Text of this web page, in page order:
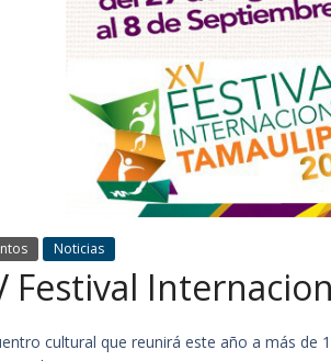
Noticias
Festival
cultural que reunirá este año a más de